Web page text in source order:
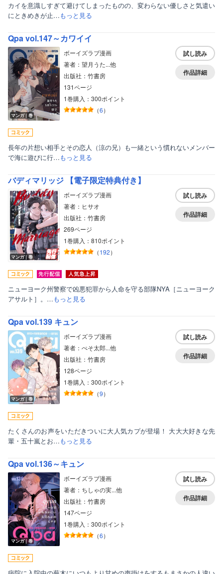
カイを意識しすぎて避けてしまったものの、変わらない優しさと気遣い
にときめきが止…もっと見る
Qpa vol.147～カワイイ
マンガ｜巻
ボーイズラブ漫画
著者：望月うた...他
出版社：竹書房
131ページ
1巻購入：300ポイント
（6）
試し読み
作品詳細
長年の片想い相手とその恋人（涼の兄）も一緒という慣れないメンバー
で海に遊びに行…もっと見る
バディマリッジ 【電子限定特典付き】
マンガ｜巻
ボーイズラブ漫画
著者：ヒサオ
出版社：竹書房
269ページ
1巻購入：810ポイント
（192）
試し読み
作品詳細
ニューヨーク州警察で凶悪犯罪から人命を守る部隊NYA［ニューヨーク
アサルト］。…もっと見る
Qpa vol.139 キュン
マンガ｜巻
ボーイズラブ漫画
著者：ぺそ太郎...他
出版社：竹書房
128ページ
1巻購入：300ポイント
（9）
試し読み
作品詳細
たくさんのお声をいただきついに大人気カプが登場！ 大大大好きな先
輩・五十嵐とお…もっと見る
Qpa vol.136～キュン
マンガ｜巻
ボーイズラブ漫画
著者：ちしゃの実...他
出版社：竹書房
147ページ
1巻購入：300ポイント
（6）
試し読み
作品詳細